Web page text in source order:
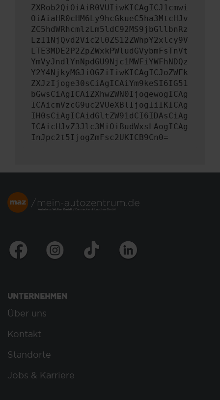
ZXRob2QiOiAiR0VUIiwKICAgICJ1cmwi
OiAiaHR0cHM6Ly9hcGkueC5ha3MtcHJv
ZC5hdWRhcmlzLm5ldC92MS9jbGllbnRz
LzI1NjQvd2Vic2l0ZS12ZWhpY2xlcy9V
LTE3MDE2P2ZpZWxkPWludGVybmFsTnVt
YmVyJndlYnNpdGU9Njc1MWFiYWFhNDQz
Y2Y4NjkyMGJiOGZiIiwKICAgICJoZWFk
ZXJzIjoge30sCiAgICAiYm9keSI6IG51
bGwsCiAgICAiZXhwZWN0IjogewogICAg
ICAicmVzcG9uc2VUeXBlIjogIiIKICAg
IH0sCiAgICAidGltZW91dCI6IDAsCiAg
ICAicHJvZ3Jlc3MiOiBudWxsLAogICAg
InJpc2t5IjogZmFsc2UKICB9Cn0=
UNTERNEHMEN
Über uns
Kontakt
Standorte
Jobs & Karriere